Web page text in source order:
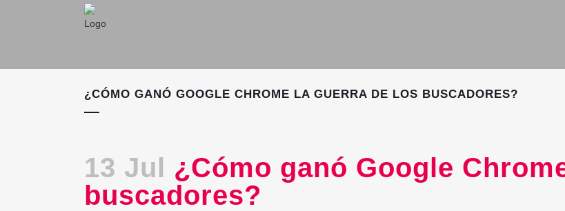
¿CÓMO GANÓ GOOGLE CHROME LA GUERRA DE LOS BUSCADORES?
13 Jul ¿Cómo ganó Google
buscadores?